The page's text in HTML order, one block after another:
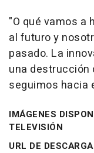
"O qué vamos a
al futuro y
pasado. La
una destrucción
seguimos hacia
IMÁGENES
TELEVISIÓN
URL DE